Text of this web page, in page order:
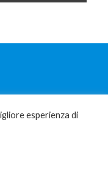
Ti
esperienza di